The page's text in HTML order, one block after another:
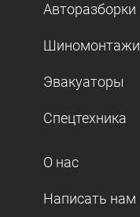
Авторазборки
Шиномонтажи
Эвакуаторы
Спецтехника
О нас
Написать нам